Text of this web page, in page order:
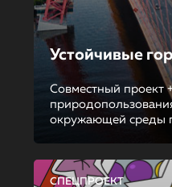
Устойчивые
Совместный проект
окружающей среды
СПЕЦПРОЕКТ